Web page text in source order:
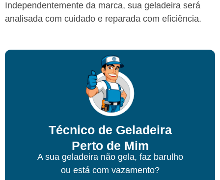
Independentemente da marca, sua geladeira será
analisada com cuidado e reparada com eficiência.
Técnico de Geladeira
Perto de Mim
A sua geladeira não gela, faz barulho
ou está com vazamento?